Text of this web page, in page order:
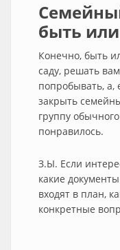
быть
Конечно, быть
саду, решать
попробывать, а,
закрыть
группу
понравилось.
З.Ы. Если
какие
входят в план,
конкретные